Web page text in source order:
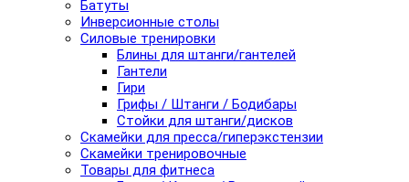
Батуты
Инверсионные столы
Силовые тренировки
Блины для штанги/гантелей
Гантели
Гири
Грифы / Штанги / Бодибары
Стойки для штанги/дисков
Скамейки для пресса/гиперэкстензии
Скамейки тренировочные
Товары для фитнеса